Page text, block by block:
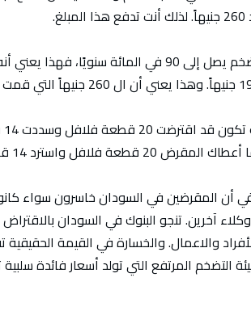
لكن إذا كان التضخم يصل إلى 90 في المائة
واسترد 14 قطعة. يا له من خاسر.
أن المقرضين في السودان خاسرون سواء
آخرين. تنجو البنوك في السودان
والاعمال. والخسارة في القيمة
التضخم المرتفع التي تولد أسعار فائدة